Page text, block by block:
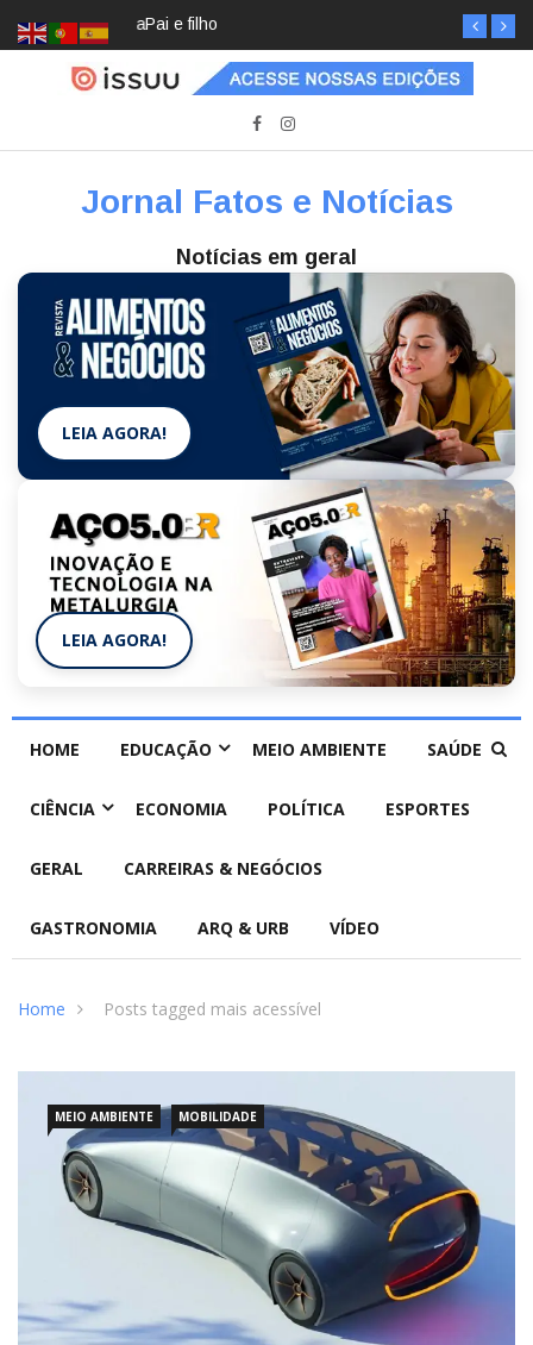
Pai e filho
Jornal Fatos e Notícias
Notícias em geral
LEIA AGORA!
LEIA AGORA!
HOME EDUCAÇÃO MEIO AMBIENTE SAÚDE
CIÊNCIA ECONOMIA POLÍTICA ESPORTES
GERAL CARREIRAS & NEGÓCIOS
GASTRONOMIA ARQ & URB VÍDEO
Home Posts tagged mais acessível
MEIO AMBIENTE MOBILIDADE